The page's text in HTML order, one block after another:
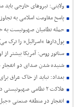
ولایتی: نیروهای خارجی باید
پاسخ مقاومت اسلامی به
حمله نظامیان صهیونیست به
پول‌دارها “اسرائیل” را ترک
سناتور روس: آمریکا بیشتر از
شنیده شدن صدای دو انفجار
بغداد: نباید از خاک عراق
هلاکت ۲ نظامی صهیونیستی در جنوب لبنان
انفجار در منطقه صنعتی